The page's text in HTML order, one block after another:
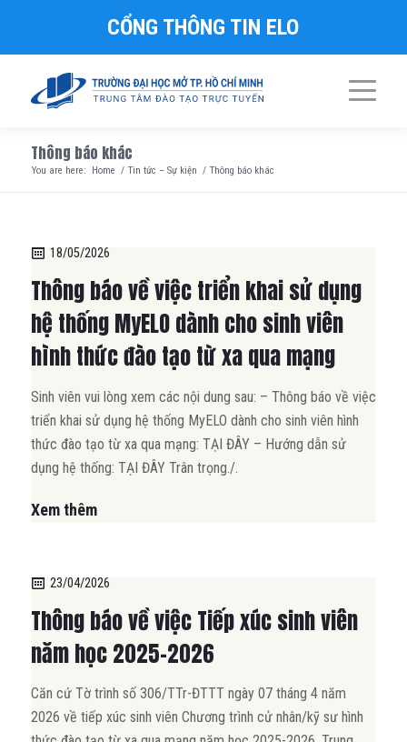
CỔNG THÔNG TIN ELO
Thông báo khác
You are here: Home / Tin tức – Sự kiện / Thông báo khác
18/05/2026
Thông báo về việc triển khai sử dụng
hệ thống MyELO dành cho sinh viên
hình thức đào tạo từ xa qua mạng
Sinh viên vui lòng xem các nội dung sau: – Thông báo về việc
triển khai sử dụng hệ thống MyELO dành cho sinh viên hình
thức đào tạo từ xa qua mạng: TẠI ĐÂY – Hướng dẫn sử
dụng hệ thống: TẠI ĐÂY Trân trọng./.
Xem thêm
23/04/2026
Thông báo về việc Tiếp xúc sinh viên
năm học 2025-2026
Căn cứ Tờ trình số 306/TTr-ĐTTT ngày 07 tháng 4 năm
2026 về tiếp xúc sinh viên Chương trình cử nhân/kỹ sư hình